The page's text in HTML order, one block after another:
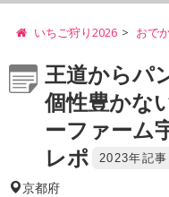
いちご狩り2026 おで
王道からパ
個性豊かな
ーファーム
レポ
2023年記事
京都府